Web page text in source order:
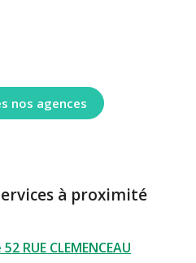
nos agences
à proximité
RUE CLEMENCEAU